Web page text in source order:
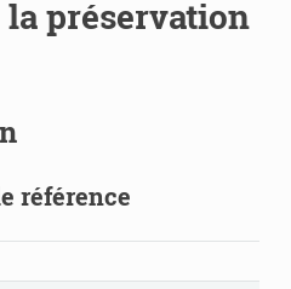
la préservation
référence